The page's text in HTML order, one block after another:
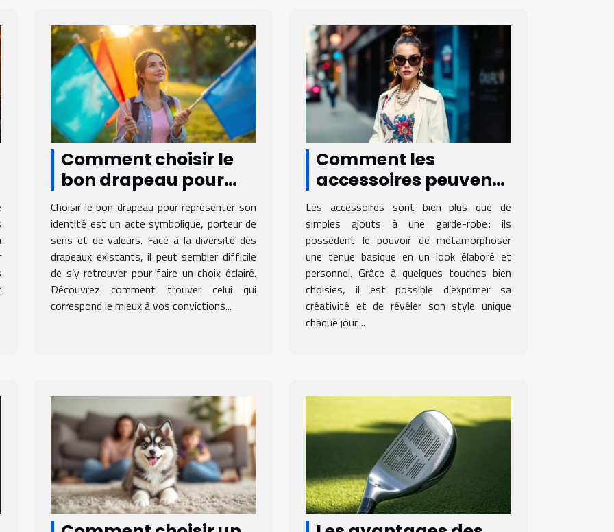
Comment choisir le
bon drapeau pour
représenter votre
identité?
Choisir le bon drapeau pour représenter son
identité est un acte symbolique, porteur de
sens et de valeurs. Face à la diversité des
drapeaux existants, il peut sembler difficile
de s’y retrouver pour faire un choix éclairé.
Découvrez comment trouver celui qui
correspond le mieux à vos convictions...
Comment les
accessoires peuvent
transformer votre
tenue quotidienne ?
Les accessoires sont bien plus que de
simples ajouts à une garde-robe : ils
possèdent le pouvoir de métamorphoser
une tenue basique en un look élaboré et
personnel. Grâce à quelques touches bien
choisies, il est possible d’exprimer sa
créativité et de révéler son style unique
chaque jour....